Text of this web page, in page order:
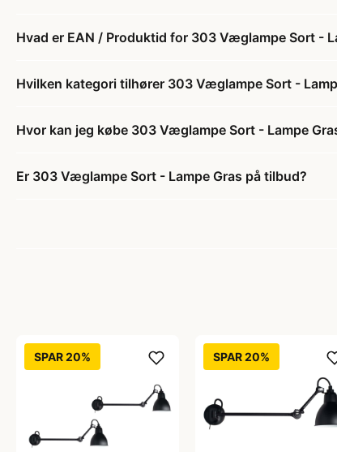
Hvad er EAN / Produktid for 303 Væglampe Sort -
Hvilken kategori tilhører 303 Væglampe Sort -
Hvor kan jeg købe 303 Væglampe Sort - Lampe
Er 303 Væglampe Sort - Lampe Gras på tilbud?
SPAR 20% SPAR 20%